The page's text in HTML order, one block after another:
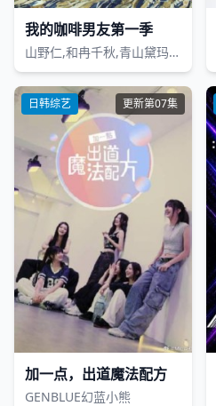
我的咖啡男友第一季
山野仁,和冉千秋,青山黛玛,Durian Lollobrigida,德井义实
日韩综艺 更新第07集
加一点，出道魔法配方
GENBLUE幻蓝小熊